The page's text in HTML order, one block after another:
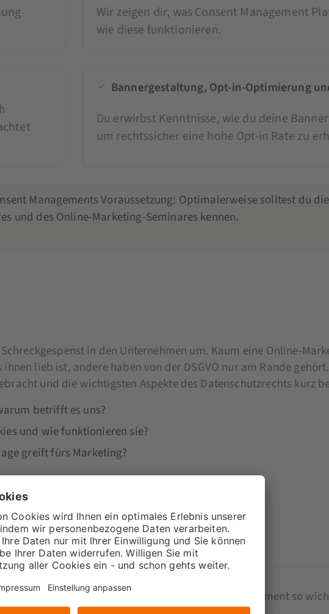
Wir zeigen dir, was Consent Management
wie diese funktionieren.
Bannergestaltung, Opt-in-Optimierung
Du erwirbst Kenntnisse, wie du deine
um rechtssicher eine hohe Opt-in Rate zu
Managements Voraussetzung: Optimalerweise solltest du
und des Online-Marketing-Seminares kennen.
in den Unternehmen um. Kaum eine Online-
lieb ist, andere haben von der DSGVO nur am Rande
und die wichtigsten Aspekte des Datenschutzrechts kurz
betrifft es uns?
und wie funktionieren sie?
greift fürs Marketing?
der DSGVO beachten
- eine Branche rettet sich selbst
und warum ist dies für das Consent Management so